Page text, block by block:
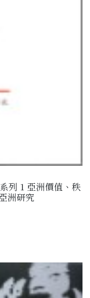
列 1 亞洲價值、秩
洲研究